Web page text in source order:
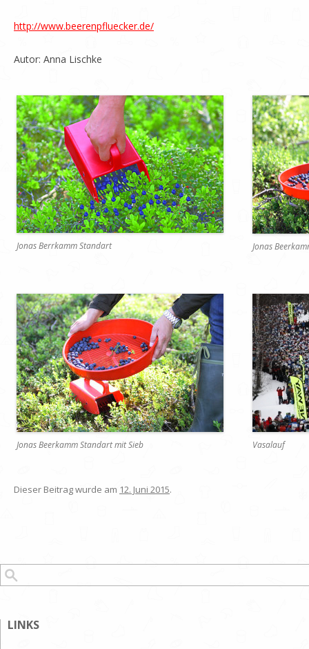
http://www.beerenpfluecker.de/
Autor: Anna Lischke
Jonas Berrkamm Standart Jonas
Jonas Beerkamm Standart mit Sieb Vasalauf
Dieser Beitrag wurde am 12. Juni 2015.
Suchen nach:
LINKS